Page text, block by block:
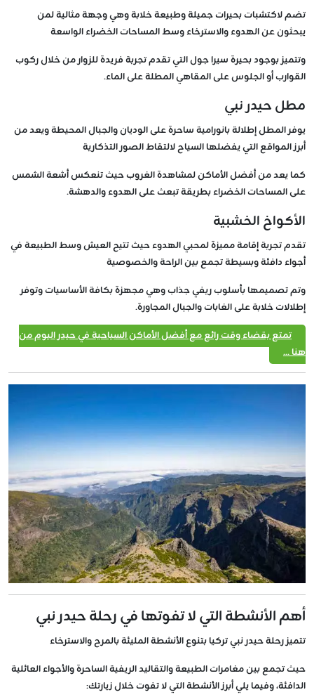
تضم لاكتشبات بحيرات جميلة وطبيعة خلابة وهي وجهة مثالية لمن
يبحثون عن الهدوء والاسترخاء وسط المساحات الخضراء الواسعة
وتتميز بوجود بحيرة سيرا جول التي تقدم تجربة فريدة للزوار من خلال ركوب
القوارب أو الجلوس على المقاهي المطلة على الماء.
مطل حيدر نبي
يوفر المطل إطلالة بانورامية ساحرة على الوديان والجبال المحيطة ويعد من
أبرز المواقع التي يفضلها السياح لالتقاط الصور التذكارية
كما يعد من أفضل الأماكن لمشاهدة الغروب حيث تنعكس أشعة الشمس
على المساحات الخضراء بطريقة تبعث على الهدوء والدهشة.
الأكواخ الخشبية
تقدم تجربة إقامة مميزة لمحبي الهدوء حيث تتيح العيش وسط الطبيعة في
أجواء دافئة وبسيطة تجمع بين الراحة والخصوصية
وتم تصميمها بأسلوب ريفي جذاب وهي مجهزة بكافة الأساسيات وتوفر
إطلالات خلابة على الغابات والجبال المجاورة.
تمتع بقضاء وقت رائع مع أفضل الأماكن السياحية في حيدر اليوم من
هنا ...
أهم الأنشطة التي لا تفوتها في رحلة حيدر نبي
تتميز رحلة حيدر نبي تركيا بتنوع الأنشطة المليئة بالمرح والاسترخاء
حيث تجمع بين مغامرات الطبيعة والتقاليد الريفية الساحرة والأجواء العائلية
الدافئة، وفيما يلي أبرز الأنشطة التي لا تفوت خلال زيارتك: